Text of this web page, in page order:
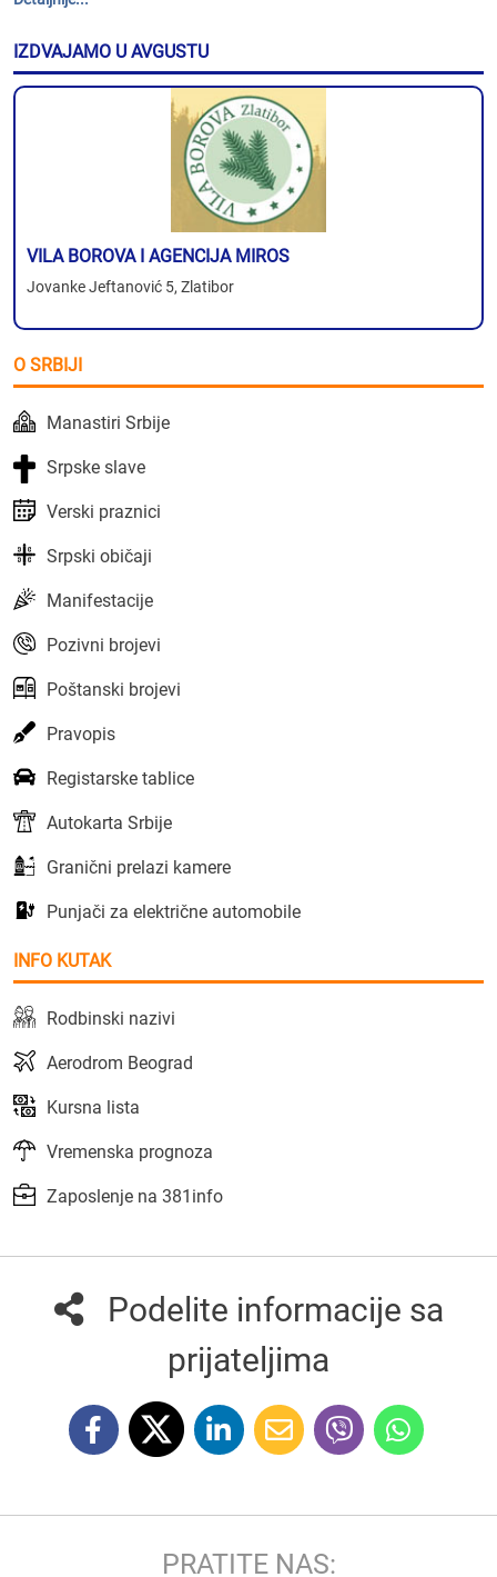
IZDVAJAMO U AVGUSTU
VILA BOROVA I AGENCIJA MIROS
Jovanke Jeftanović 5, Zlatibor
O SRBIJI
Manastiri Srbije
Srpske slave
Verski praznici
Srpski običaji
Manifestacije
Pozivni brojevi
Poštanski brojevi
Pravopis
Registarske tablice
Autokarta Srbije
Granični prelazi kamere
Punjači za električne automobile
INFO KUTAK
Rodbinski nazivi
Aerodrom Beograd
Kursna lista
Vremenska prognoza
Zaposlenje na 381info
Podelite informacije sa
prijateljima
PRATITE NAS: